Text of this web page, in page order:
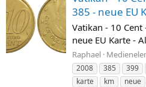
385 - neue EU
Vatikan - 10
neue EU Karte -
Raphael
2008
385 399
karte
km neue